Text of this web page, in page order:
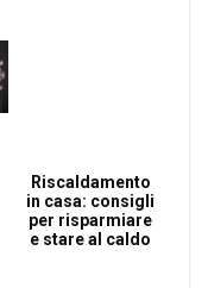
Riscaldamento
in casa: consigli
per risparmiare
e stare al caldo